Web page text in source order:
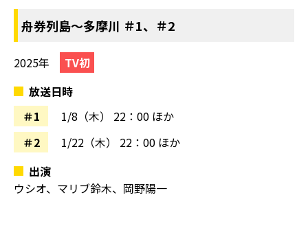
舟券列島～多摩川 ＃1、＃2
2025年
TV初
放送日時
＃1
1/8（木）
22：00 ほか
＃2
1/22（木）
22：00 ほか
出演
ウシオ、マリブ鈴木、岡野陽一